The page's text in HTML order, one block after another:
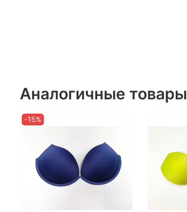
Аналогичные товары
-15%